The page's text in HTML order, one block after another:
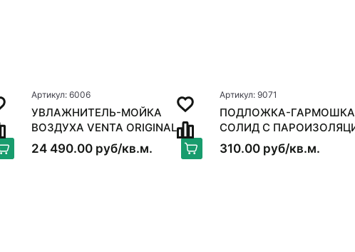
Артикул: 6006
УВЛАЖНИТЕЛЬ-МОЙКА
ВОЗДУХА VENTA ORIGINAL
LW15, БЕЛЫЙ
24 490.00 руб/кв.м.
Артикул: 9071
ПОДЛОЖКА-ГАРМОШКА
СОЛИД С ПАРОИЗОЛЯЦИЕЙ
ANTI SLIP
310.00 руб/кв.м.